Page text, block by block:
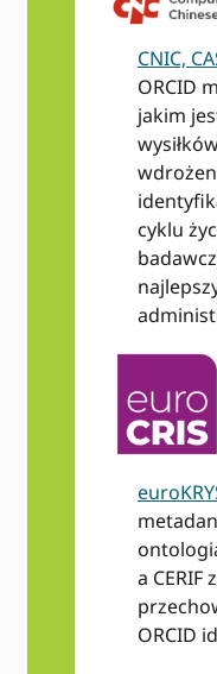
CNIC,
ORCID
jakim
cyklu
a CERIF
ORCID